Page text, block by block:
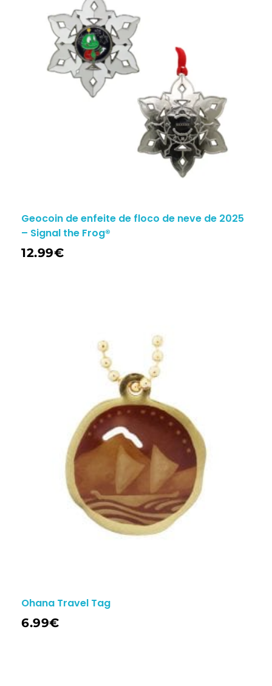
Geocoin de enfeite de floco de neve de 2025
– Signal the Frog®
12.99€
Ohana Travel Tag
6.99€